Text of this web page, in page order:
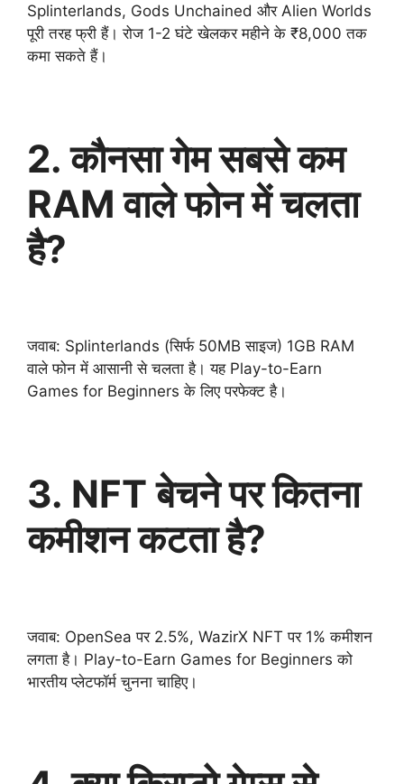
Splinterlands, Gods Unchained और Alien Worlds
पूरी तरह फ्री हैं। रोज 1-2 घंटे खेलकर महीने के ₹8,000 तक
कमा सकते हैं।
2. कौनसा गेम सबसे कम
RAM वाले फोन में चलता
है?
जवाब: Splinterlands (सिर्फ 50MB साइज) 1GB RAM
वाले फोन में आसानी से चलता है। यह Play-to-Earn
Games for Beginners के लिए परफेक्ट है।
3. NFT बेचने पर कितना
कमीशन कटता है?
जवाब: OpenSea पर 2.5%, WazirX NFT पर 1% कमीशन
लगता है। Play-to-Earn Games for Beginners को
भारतीय प्लेटफॉर्म चुनना चाहिए।